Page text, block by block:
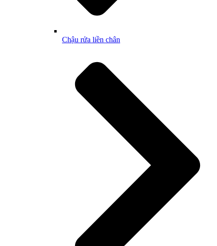
Chậu rửa liền chân